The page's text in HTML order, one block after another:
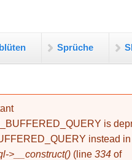
Sprüche
is
instead in
>__construct() (line 334 of